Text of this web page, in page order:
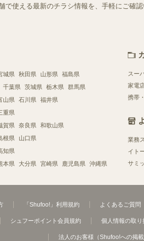
で使える最新のチラシ情報を、手軽にご確
城県 秋田県 山形県 福島県
千葉県 茨城県 栃木県 群馬県
山県 石川県 福井県
重県
賀県 奈良県 和歌山県
根県 山口県
知県
本県 大分県 宮崎県 鹿児島県 沖縄県
スー
家電
携帯
業務
イト
サミ
「Shufoo!」利用規約 よくあるご質問
シュフーポイント会員規約 個人情報の取
法人のお客様（Shufoo!への掲